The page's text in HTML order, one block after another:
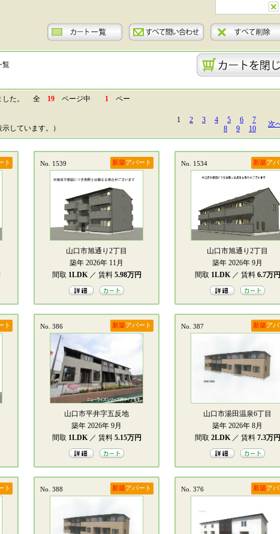
した。 全 19 ページ中 1 ペー
しています。）
1 2 3 4 5 6
7
8
9 10
次
ト No. 1539 新築アパート
山口市旭通り2丁目
築年 2026年 11月
間取 1LDK／ 賃料 5.98万円
No. 1534 新築ア
山口市旭通り2丁目
築年 2026年 9月
間取 1LDK／ 賃料 6.7万円
ト No. 386 新築アパート
山口市平井字五反地
築年 2026年 9月
間取 1LDK／ 賃料 5.15万円
No. 387 新築ア
山口市湯田温泉6丁目
築年 2026年 8月
間取 2LDK／ 賃料 7.3万円
ト No. 388 新築アパート No. 376 新築ア